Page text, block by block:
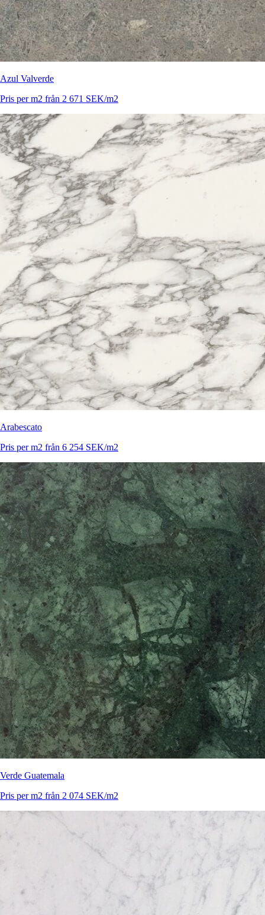
Azul Valverde
Pris per m2 från 2 671 SEK/m2
Arabescato
Pris per m2 från 6 254 SEK/m2
Verde Guatemala
Pris per m2 från 2 074 SEK/m2